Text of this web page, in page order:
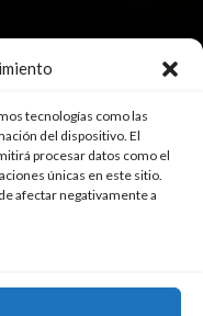
tecnologías como las
del dispositivo. El
procesar datos como el
únicas en este sitio.
afectar negativamente a